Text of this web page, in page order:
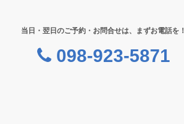
当日・翌日のご予約・お問合せは、まずお電話を！
098-923-5871